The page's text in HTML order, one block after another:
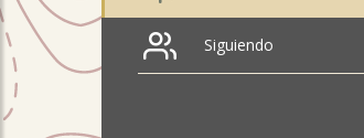
Siguiendo